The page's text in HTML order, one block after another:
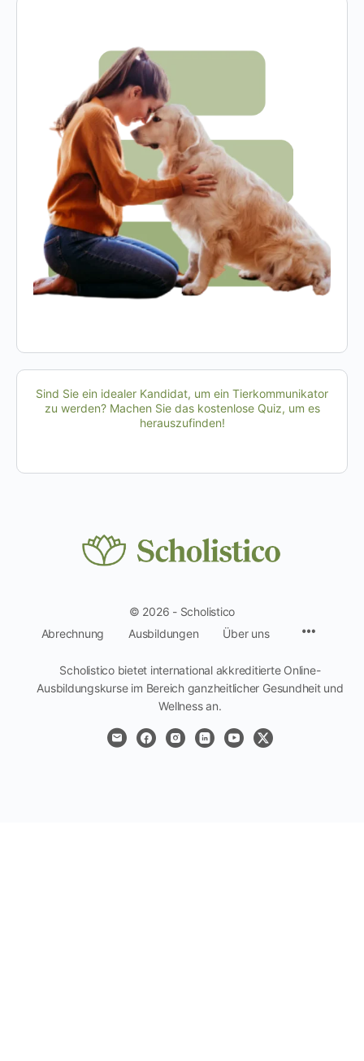
Sind Sie ein idealer Kandidat, um ein Tierkommunikator
zu werden? Machen Sie das kostenlose Quiz, um es
herauszufinden!
© 2026 - Scholistico
Abrechnung
Ausbildungen Über uns
Scholistico bietet international akkreditierte Online-
Ausbildungskurse im Bereich ganzheitlicher Gesundheit und
Wellness an.